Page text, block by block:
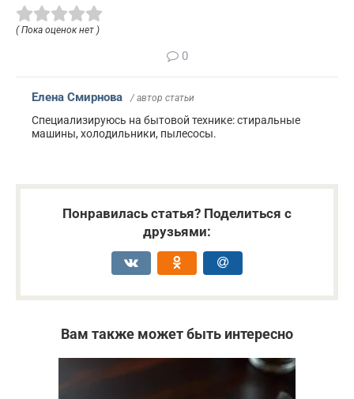
( Пока оценок нет )
0
Елена Смирнова / автор статьи
Специализируюсь на бытовой технике: стиральные
машины, холодильники, пылесосы.
Понравилась статья? Поделиться с
друзьями:
Вам также может быть интересно